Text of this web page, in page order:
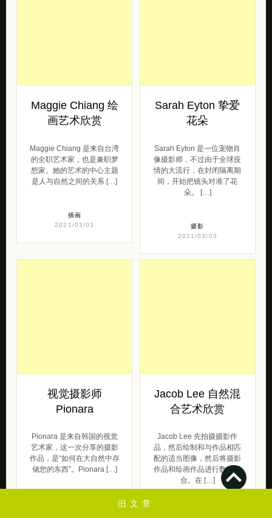
旧文章
Maggie Chiang 绘
画艺术欣赏
Maggie Chiang 是来自台湾
的全职艺术家，也是兼职梦
想家。她的艺​​术的中心主题
是人与自然之间的关系 […]
插画
2021/03/03
Sarah Eyton 挚爱
花朵
Sarah Eyton 是一位宠物肖
像摄影师，不过由于全球疫
情的大流行，在封闭隔离期
间，开始把镜头对准了花
朵。 […]
摄影
2021/03/03
视觉摄影师
Pionara
Pionara 是来自韩国的视觉
艺术家，这一次分享的摄影
作品，是“如何在大自然中存
储您的东西”。Pionara […]
Jacob Lee 自然混
合艺术欣赏
Jacob Lee 先拍摄摄影作
品，然后绘制和与作品相匹
配的适当图像，然后将摄影
作品和绘画作品进行数字混
合。在 […]